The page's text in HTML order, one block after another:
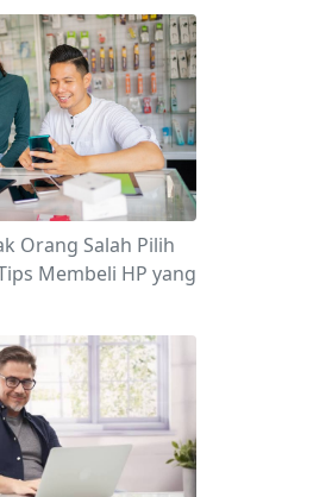
Orang Salah Pilih
Membeli HP yang